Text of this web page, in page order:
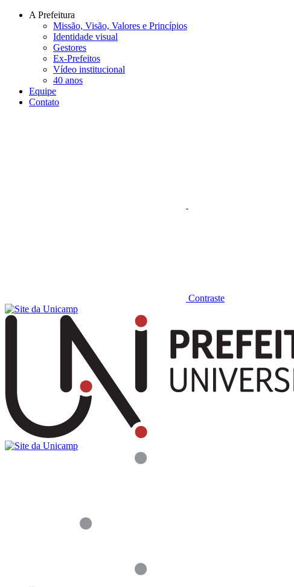
Conteúdo principal
A Prefeitura
Missão, Visão, Valores e Princípios
Identidade visual
Gestores
Ex-Prefeitos
Vídeo institucional
40 anos
Equipe
Contato
Contraste